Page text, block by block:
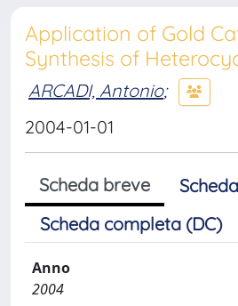
Application of Gold
Synthesis of
ARCADI, Antonio;
2004-01-01
Scheda breve
Scheda completa (DC)
Anno
2004